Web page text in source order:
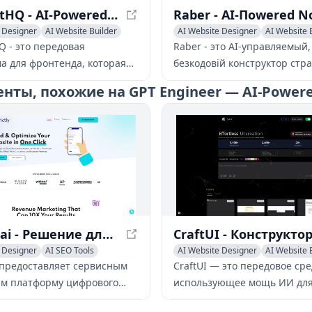
TeleportHQ - AI-Powered Front-End Platform
AI Website Builder
Code
- это передовая
для фронтенда, которая
ИИ с
построением,
с головным CMS и
кода для оптимизации
адаптивных веб-сайтов и
AI Website Designer
AI Website
No-Code & Low-Code
Raber - это AI-управляемый,
безкодовій конструктор
визуальная CMS, которая
быстро и совместно
веб-сайты на React.
похожие на GPT Engineer — AI-
Strictly.ai - Решение для цифрового маркетинга на основе ИИ
AI SEO Tools
сервисным
платформу цифрового
на основе ИИ, позволяя
AI Website Designer
AI Website
No-Code & Low-Code
CraftUI — это передовое
использующее мощь ИИ
генерации компонентов